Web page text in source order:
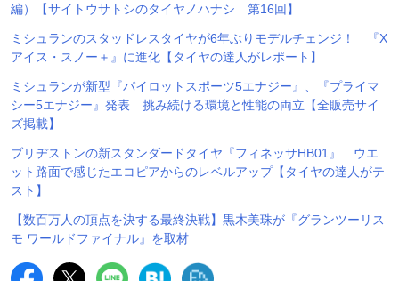
編）【サイトウサトシのタイヤノハナシ 第16回】
ミシュランのスタッドレスタイヤが6年ぶりモデルチェンジ！ 『X
アイス・スノー＋』に進化【タイヤの達人がレポート】
ミシュランが新型『パイロットスポーツ5エナジー』、『プライマ
シー5エナジー』発表 挑み続ける環境と性能の両立【全販売サイ
ズ掲載】
ブリヂストンの新スタンダードタイヤ『フィネッサHB01』 ウエ
ット路面で感じたエコピアからのレベルアップ【タイヤの達人がテ
スト】
【数百万人の頂点を決する最終決戦】黒木美珠が『グランツーリス
モ ワールドファイナル』を取材